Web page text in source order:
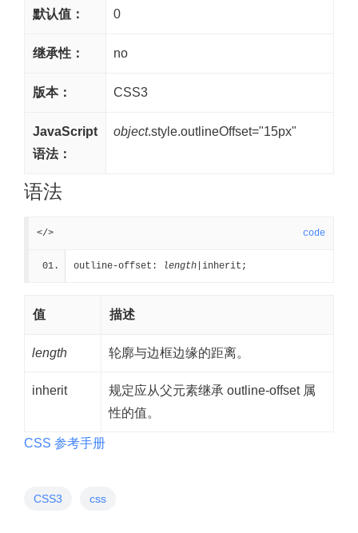
默认值： 0
继承性： no
版本： CSS3
JavaScript
语法：
object.style.outlineOffset="15px"
语法
</> code
outline-offset: length |inherit;
值 描述
length 轮廓与边框边缘的距离。
inherit
规定应从父元素继承 outline-offset 属
性的值。
CSS 参考手册
CSS3 css